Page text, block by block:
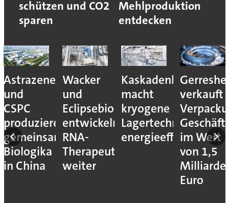
schützen und CO2
sparen
Mehlproduktion
entdecken
Astrazeneca
und
CSPC
produzieren
gemeinsam
Biologika
in China
Wacker
und
Eclipsebio
entwickeln
RNA-
Therapeutika
weiter
Kaskadenkonzept
macht
kryogene
Lagertechnik
energieeffizienter
verkauft
im Wert
von 1,5
Euro